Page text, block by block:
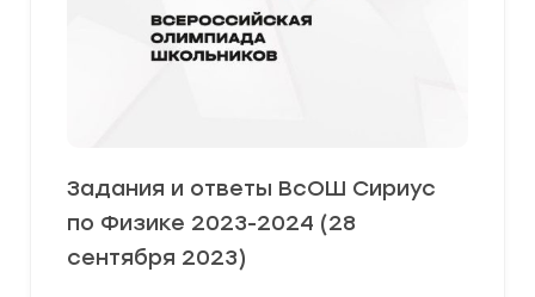
Задания и ответы ВсОШ Сириус
по Физике 2023-2024 (28
сентября 2023)